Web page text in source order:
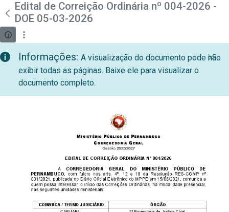
Pular para o Conteúdo principal
teste descricao
Edital de Correição Ordinária nº 004-2026 -
DOE 05-03-2026
Informações: A visualização do documento pode não
exibir todas as páginas. Baixe ele para visualizar o
documento completo.